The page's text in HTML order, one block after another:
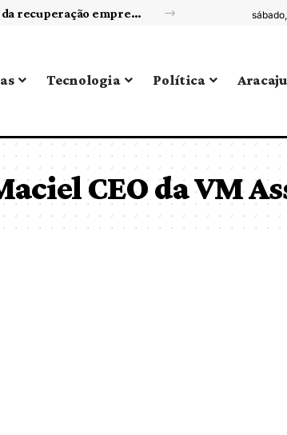
Reorganização de portfólio de negócios como parte da recuperação empresarial
Tecnologia Política Aracaju
CEO da VM